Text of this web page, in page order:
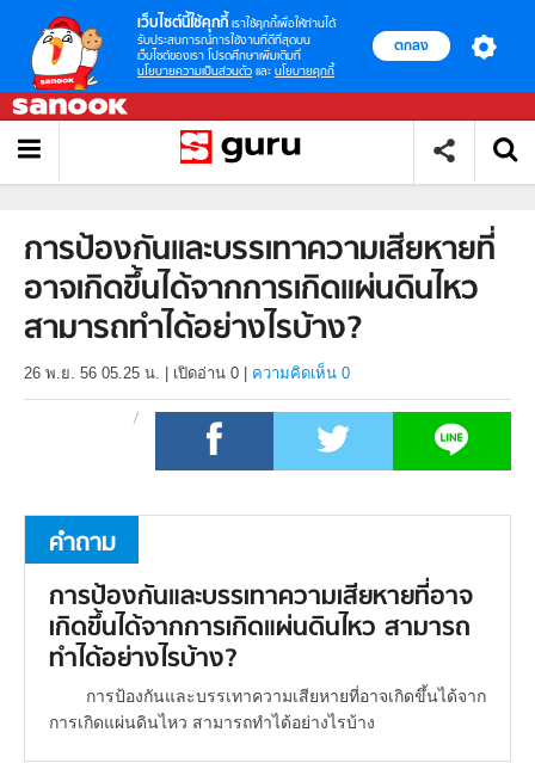
เว็บไซต์นี้ใช้คุกกี้ เราใช้คุกกี้เพื่อให้ท่านได้
รับประสบการณ์การใช้งานที่ดีที่สุดบน
เว็บไซต์ของเรา โปรดศึกษาเพิ่มเติมที่
นโยบายความเป็นส่วนตัว และ นโยบายคุกกี้
ตกลง
การป้องกันและบรรเทาความเสียหายที่
อาจเกิดขึ้นได้จากการเกิดแผ่นดินไหว
สามารถทำได้อย่างไรบ้าง?
26 พ.ย. 56 05.25 น. เปิดอ่าน 0 ความคิดเห็น 0
คำถาม
การป้องกันและบรรเทาความเสียหายที่อาจ
เกิดขึ้นได้จากการเกิดแผ่นดินไหว สามารถ
ทำได้อย่างไรบ้าง?
การป้องกันและบรรเทาความเสียหายที่อาจเกิดขึ้นได้จาก
การเกิดแผ่นดินไหว สามารถทำได้อย่างไรบ้าง